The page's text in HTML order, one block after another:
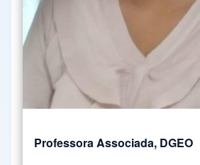
Professora Associada, DGEO